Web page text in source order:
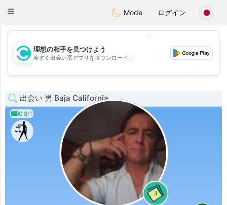
olombiaCitas
Toggle
Mode ログイン
💖
💕
理想の相手を見つけよう
今すぐ出会い系アプリをダウンロード！
出会い 男 Baja California
0.8/1
3